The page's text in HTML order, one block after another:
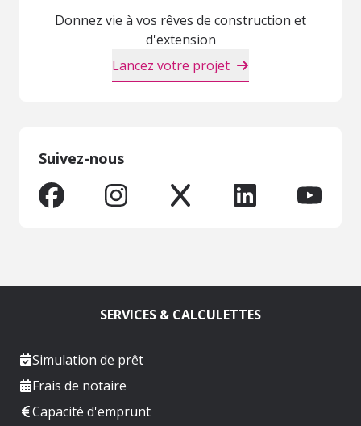
Donnez vie à vos rêves de construction et
d'extension
Lancez votre projet
Suivez-nous
SERVICES & CALCULETTES
Simulation de prêt
Frais de notaire
Capacité d'emprunt